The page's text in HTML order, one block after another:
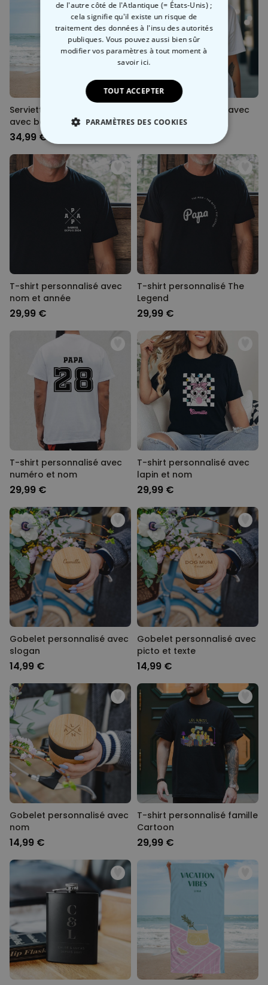
Serviette personnalisée
avec boisson et slogan
34,99 €
T-shirt personnalisé avec
boisson et texte
T-shirt personnalisé avec
nom et année
29,99 €
T-shirt personnalisé The
Legend
29,99 €
T-shirt personnalisé avec
numéro et nom
29,99 €
T-shirt personnalisé avec
lapin et nom
29,99 €
Gobelet personnalisé avec
slogan
14,99 €
Gobelet personnalisé avec
picto et texte
14,99 €
Gobelet personnalisé avec
nom
14,99 €
T-shirt personnalisé famille
Cartoon
29,99 €
de l'autre côté de l'Atlantique (= États-Unis) ;
cela signifie qu'il existe un risque de
traitement des données à l'insu des autorités
publiques. Vous pouvez aussi bien sûr
modifier vos paramètres à tout momentà
savoir ici.
TOUT ACCEPTER
PARAMÈTRES DES COOKIES
PERFORMANCE
COMMERCIALISATION
NON CLASSÉ